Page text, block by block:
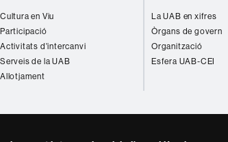
Cultura en Viu
Participació
Activitats d'intercanvi
Serveis de la UAB
Allotjament
La UAB en xifres
Òrgans de govern
Organització
Esfera UAB-CEI